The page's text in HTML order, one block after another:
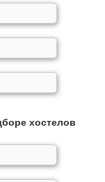
хостелов